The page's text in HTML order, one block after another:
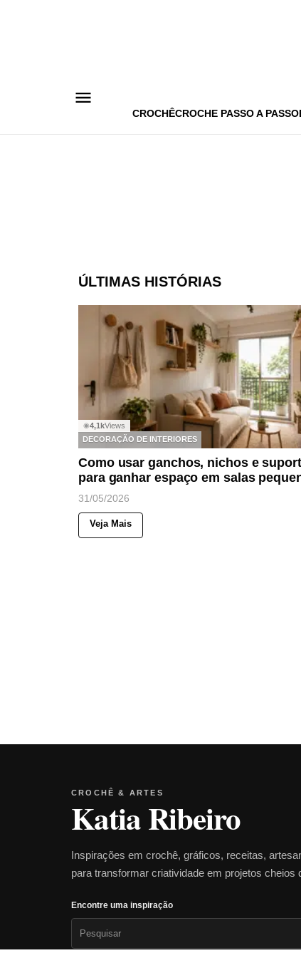
CROCHÊCROCHE PASSO A PASSO
ÚLTIMAS HISTÓRIAS
◉4,1kViews
DECORAÇÃO DE INTERIORES
Como usar ganchos, nichos e
para ganhar espaço em salas
31/05/2026
Veja Mais
CROCHÊ & ARTES
Katia Ribeiro
Inspirações em crochê, gráficos, receitas,
para transformar criatividade em projetos cheios
Encontre uma inspiração